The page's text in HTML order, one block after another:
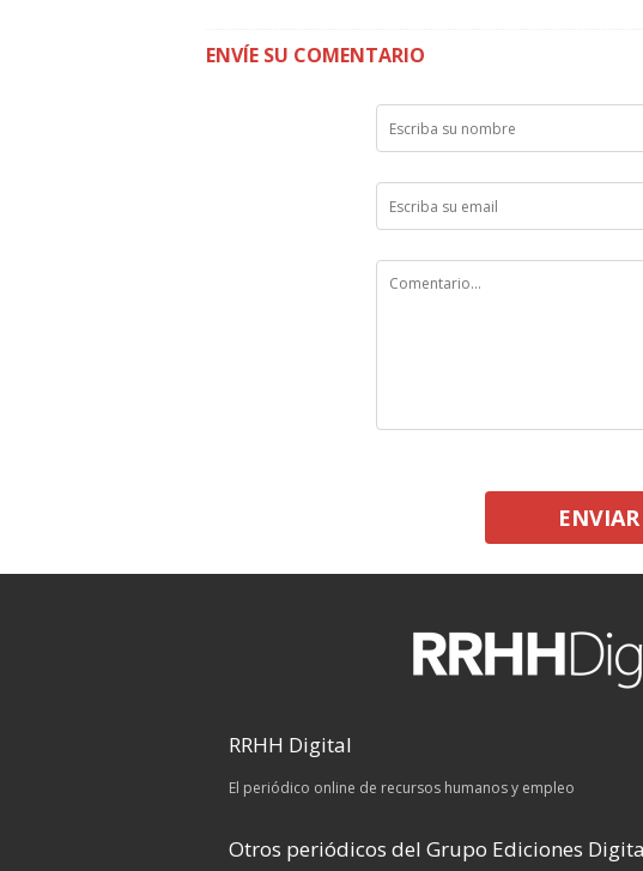
ENVÍE SU COMENTARIO
ENVIAR
RRHH Digital
El periódico online de recursos humanos y empleo
Otros periódicos del Grupo Ediciones